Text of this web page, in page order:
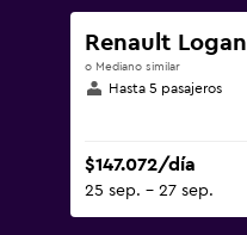
Renault Logan
o Mediano similar
Hasta 5 pasajeros
$147.072/día
25 sep. - 27 sep.